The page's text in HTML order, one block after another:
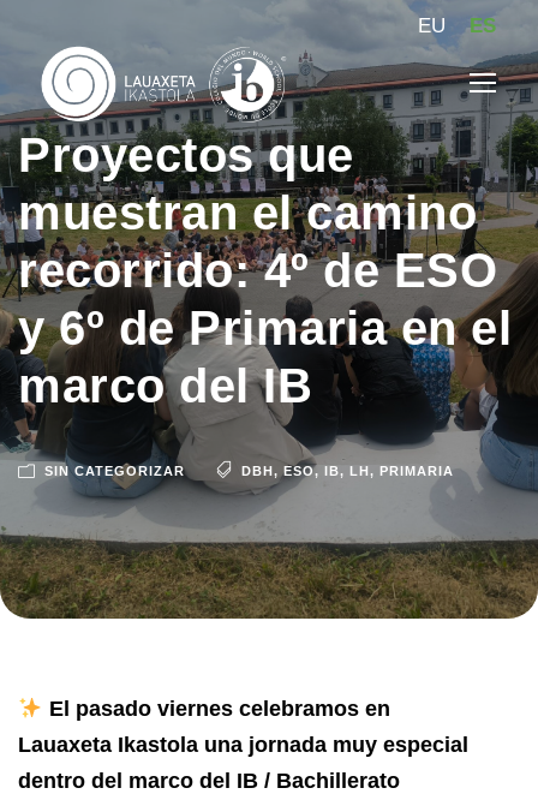
EU ES
Proyectos que
muestran el camino
recorrido: 4º de ESO
y 6º de Primaria en el
marco del IB
SIN CATEGORIZAR DBH, ESO, IB, LH, PRIMARIA
El pasado viernes celebramos en
Lauaxeta Ikastola una jornada muy especial
dentro del marco del IB / Bachillerato